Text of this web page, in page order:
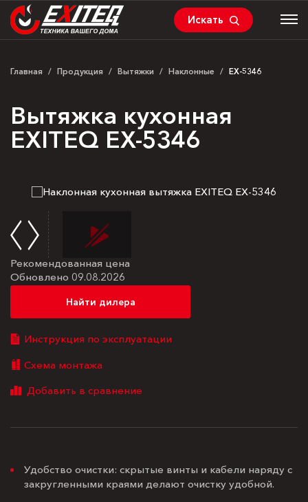
Искать
Главная / Продукция / Вытяжки / Наклонные / EX-5346
Вытяжка кухонная
EXITEQ EX-5346
Рекомендованная цена
Обновлено 09.08.2026
Найти дилера
Инструкция по эксплуатации
Схема монтажа
Удобство очистки: скрытые винты и кабели наряду с
закругленными краями делают очистку удобной.